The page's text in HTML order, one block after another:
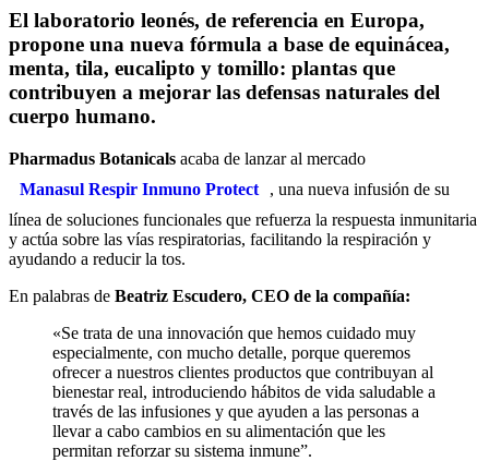
El laboratorio leonés, de referencia en Europa,
propone una nueva fórmula a base de equinácea,
menta, tila, eucalipto y tomillo: plantas que
contribuyen a mejorar las defensas naturales del
cuerpo humano.
Pharmadus Botanicals acaba de lanzar al mercado
Manasul Respir Inmuno Protect
, una nueva infusión de su
línea de soluciones funcionales que refuerza la respuesta inmunitaria
y actúa sobre las vías respiratorias, facilitando la respiración y
ayudando a reducir la tos.
En palabras de Beatriz Escudero, CEO de la compañía:
«Se trata de una innovación que hemos cuidado muy
especialmente, con mucho detalle, porque queremos
ofrecer a nuestros clientes productos que contribuyan al
bienestar real, introduciendo hábitos de vida saludable a
través de las infusiones y que ayuden a las personas a
llevar a cabo cambios en su alimentación que les
permitan reforzar su sistema inmune”.